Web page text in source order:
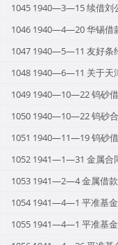
1045 1940—3—15 续借
1046 1940—4—20 华锡
1047 1940—5—11 友好
1048 1940—6—11 关于
1049 1940—10—22 钨砂
1050 1940—10—22 钨砂
1051 1940—11—19 钨砂
1052 1941—1—31 金属
1053 1941—2—4 金属借
1054 1941—4—1 平准基
1055 1941—4—1 平准基